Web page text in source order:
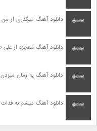
دانلود آهنگ میگذری از
دانلود آهنگ معجزه از علی
دانلود آهنگ یه زمان
دانلود آهنگ میشم به